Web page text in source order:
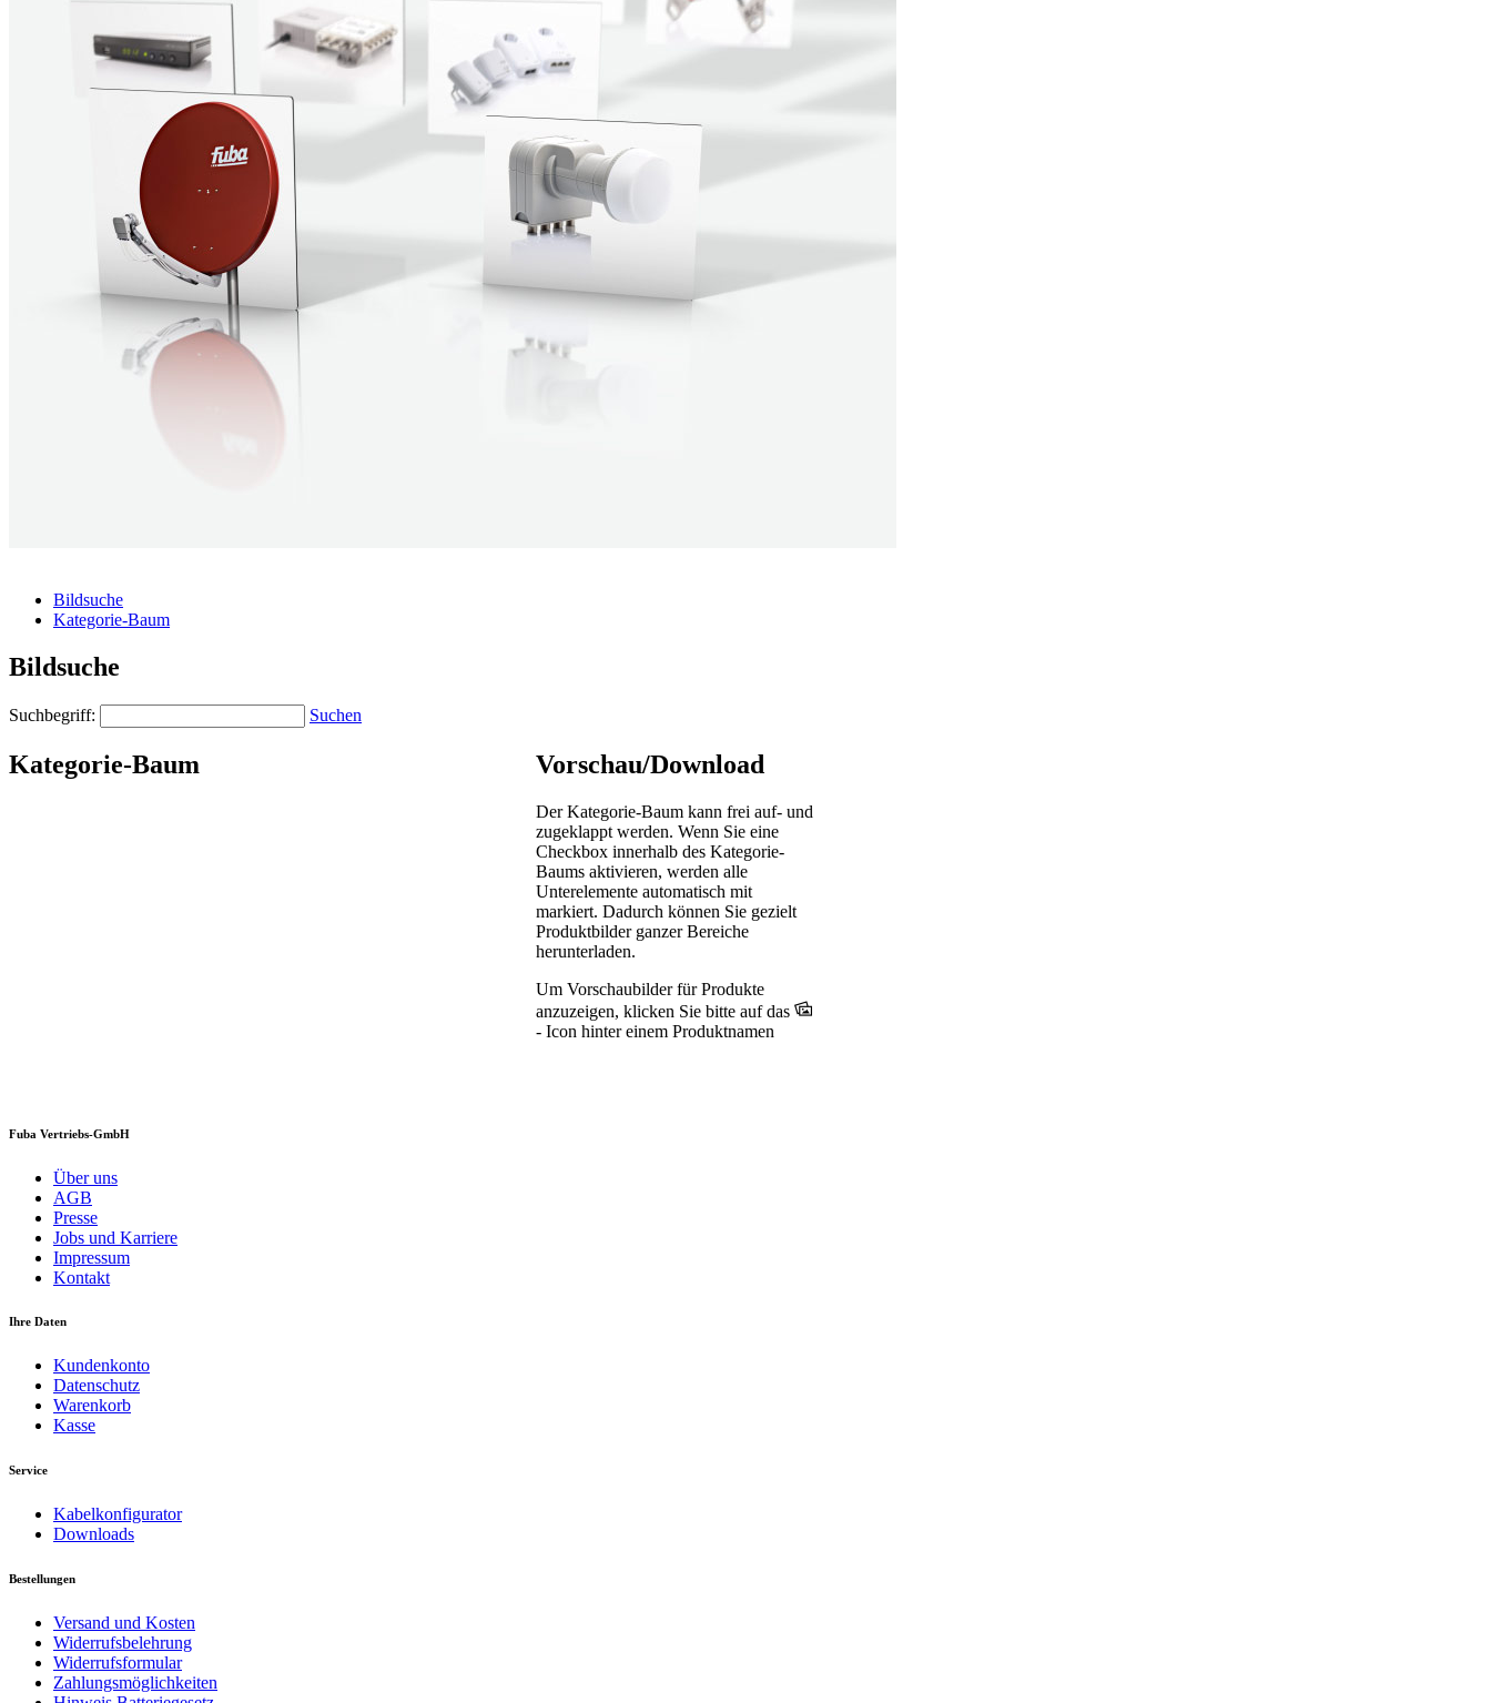
Bildsuche
Kategorie-Baum
Bildsuche
Suchbegriff: Suchen
Kategorie-Baum Vorschau/Download
Der Kategorie-Baum kann frei auf- und
zugeklappt werden. Wenn Sie eine
Checkbox innerhalb des Kategorie-
Baums aktivieren, werden alle
Unterelemente automatisch mit
markiert. Dadurch können Sie gezielt
Produktbilder ganzer Bereiche
herunterladen.
Um Vorschaubilder für Produkte
anzuzeigen, klicken Sie bitte auf das
- Icon hinter einem Produktnamen
Fuba Vertriebs-GmbH
Über uns
AGB
Presse
Jobs und Karriere
Impressum
Kontakt
Ihre Daten
Kundenkonto
Datenschutz
Warenkorb
Kasse
Service
Kabelkonfigurator
Downloads
Bestellungen
Versand und Kosten
Widerrufsbelehrung
Widerrufsformular
Zahlungsmöglichkeiten